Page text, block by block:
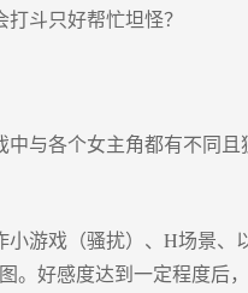
打斗只好帮忙坦怪？
中与各个女主角都有不同且
小游戏（骚扰）、H场景、
。好感度达到一定程度后